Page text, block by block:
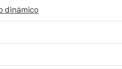
dinámico